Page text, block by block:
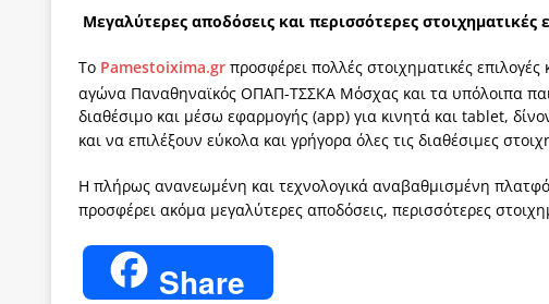
Μεγαλύτερες αποδόσεις και περισσότερες στοιχηματικές
Το Pamestoixima.gr προσφέρει πολλές στοιχηματικές επιλογές
αγώνα Παναθηναϊκός ΟΠΑΠ-ΤΣΣΚΑ Μόσχας και τα υπόλοιπα
διαθέσιμο και μέσω εφαρμογής (app) για κινητά και tablet,
και να επιλέξουν εύκολα και γρήγορα όλες τις διαθέσιμες
Η πλήρως ανανεωμένη και τεχνολογικά αναβαθμισμένη
προσφέρει ακόμα μεγαλύτερες αποδόσεις, περισσότερες
Share